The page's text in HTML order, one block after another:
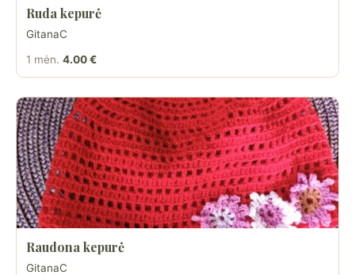
Ruda kepurė
GitanaC
1 mėn. 4.00 €
Raudona kepurė
GitanaC